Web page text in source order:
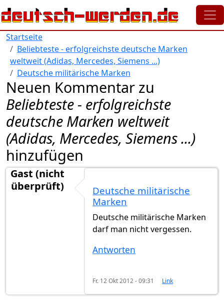
Direkt zum Inhalt
Startseite
Beliebteste - erfolgreichste deutsche Marken
weltweit (Adidas, Mercedes, Siemens ...)
Deutsche militärische Marken
Neuen Kommentar zu
Beliebteste - erfolgreichste
deutsche Marken weltweit
(Adidas, Mercedes, Siemens ...)
hinzufügen
Gast (nicht
überprüft)
Deutsche militärische
Marken
Deutsche militärische Marken
darf man nicht vergessen.
Antworten
Fr. 12 Okt 2012 - 09:31 Link